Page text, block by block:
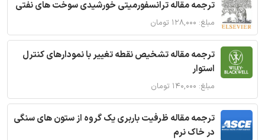
ترجمه مقاله ترانسفورمیتی خورشیدی سوخت های نفتی
مبلغ: ۱۲۸,۰۰۰ تومان
ترجمه مقاله تشخیص نقطه تغییر با نمودارهای کنترل
استوار
مبلغ: ۱۴۰,۰۰۰ تومان
ترجمه مقاله ظرفیت باربری یک گروه از ستون های سنگی
در خاک نرم